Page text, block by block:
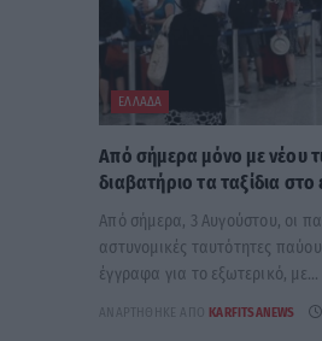
ΕΛΛΆΔΑ
Από σήμερα μόνο με νέου
διαβατήριο τα ταξίδια στο
Από σήμερα, 3 Αυγούστου, οι
αστυνομικές ταυτότητες
έγγραφα για το εξωτερικό, με...
KARFITSANEWS